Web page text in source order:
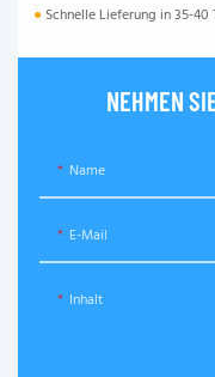
● Schnelle Lieferung in 35-40
NEHMEN
Name
E-Mail
Inhalt